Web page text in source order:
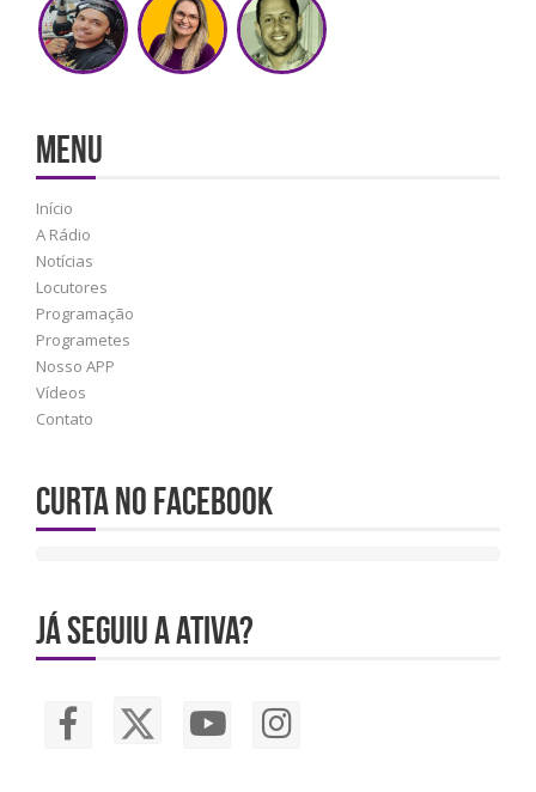
MENU
Início
A Rádio
Notícias
Locutores
Programação
Programetes
Nosso APP
Vídeos
Contato
Curta no Facebook
JÁ SEGUIU A ATIVA?